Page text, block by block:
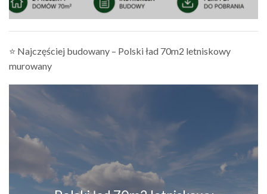
⭐ Najczęściej budowany – Polski ład 70m2 letniskowy
murowany